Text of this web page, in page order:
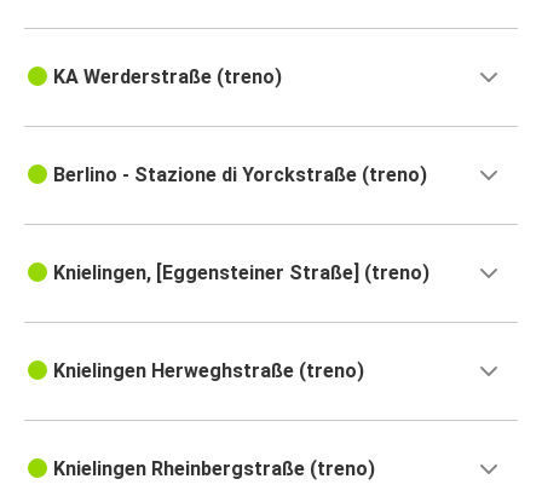
KA Werderstraße (treno)
Berlino - Stazione di Yorckstraße (treno)
Knielingen, [Eggensteiner Straße] (treno)
Knielingen Herweghstraße (treno)
Knielingen Rheinbergstraße (treno)